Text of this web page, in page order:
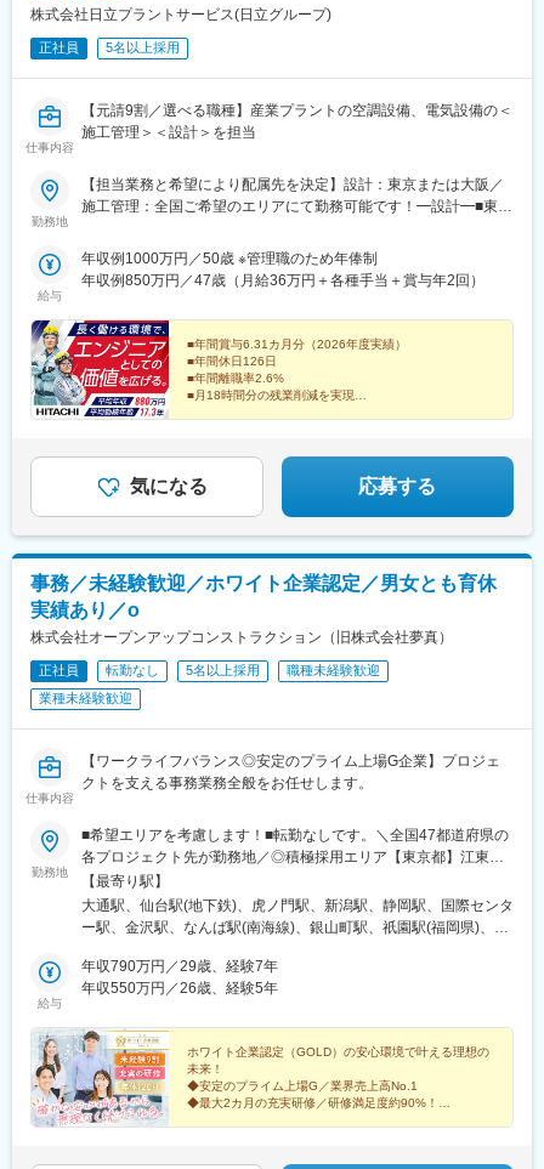
宮駅、大宮駅(埼玉県)、東大宮駅、与野本町駅、南与野駅、北本
駅、谷町四丁目駅、なんば駅(地下鉄)、大阪ビジネスパーク駅、心
斎橋駅、森ノ宮駅、長堀橋駅、近鉄日本橋駅、北浜駅(大阪府)、淀
駅、名古屋駅、矢場町駅、久屋大通駅、神領駅、荒子川公園駅、
伏見駅(愛知県)、丸の内駅(愛知県)、栄駅(愛知県)、刈谷市駅、定
京都河原町駅、学研奈良登美ケ丘駅、烏丸駅、小倉駅(京都府)、伊
勢田駅、同志社前駅、太秦広隆寺駅、四条駅(京都市営)、ハーバー
県)、三ノ宮駅、市民広場駅、計算科学センター駅、貿易センター
駅、灘駅、天神南駅、天神駅、平和通駅、博多駅、白木原駅、春
センター前駅、豊水すすきの駅、中央区役所前駅、東本願寺前
駅、西１５丁目駅、泉中央駅、古川駅、中野栄駅、広瀬通駅、岩
切駅、上島駅、高塚駅、遠州小松駅、日吉町駅、曳馬駅、積志
駅、みらい平駅、竜ケ崎駅、研究学園駅、玖村駅、井口駅(広島
県)、比治山下駅、矢野駅、向洋駅、岡山駅前駅、三菱自工前駅、
駅、手原駅、栗東駅、上所駅、白山駅(新潟県)、高崎駅、境町駅、
新伊勢崎駅、小山駅、東宿郷駅、清陵高校前駅、湯本駅、郡山駅
(福島県)、郡山富田駅、てだこ浦西駅、美栄橋駅、壺川駅、安里
駅、都通駅、栗野駅、真幸駅、水前寺駅、藤崎宮前駅、河原町駅
(熊本県)、厚東駅、梶栗郷台地駅、岩国駅、磯鶏駅、青笹駅、金ケ
崎駅、青森駅、吹越駅、西金沢駅、西泉駅、銀座一丁目駅、新板
橋駅、東銀座駅、さっぽろ駅、仙台駅、虎ノ門ヒルズ駅、新静岡
駅、近鉄名古屋駅、北鉄金沢駅、稲荷町駅(広島県)、櫛田神社前
駅、旭橋駅、住吉駅(東京都)、表参道駅、恵比寿駅、代々木八幡
駅、原宿駅、参宮橋駅、西早稲田駅、麹町駅、東新宿駅、新宿
駅、二重橋前駅、秋葉原駅、上野駅、鶯谷駅、京急蒲田駅、宝町
駅(東京都)、月島駅、茅場町駅、築地駅、三越前駅、新橋駅、中野
新橋駅、下神明駅、新馬場駅、反町駅、鶴見駅、六郷土手駅、高
島町駅、桜木町駅、阪東橋駅、上星川駅、二子新地駅、横須賀
駅、新杉田駅、東千葉駅、市川駅、千葉駅、県庁前駅(千葉県)、東
駅(大阪府)、なにわ橋駅、肥後橋駅、阿波座駅、名古屋城駅、大須
観音駅、栄町駅(愛知県)、祇園四条駅、興戸駅、撮影所前駅、蚕ノ
社駅、神戸駅(兵庫県)、神戸三宮駅(阪急・神戸高速)、元町駅(兵庫
県)、西元町駅、三宮駅(神戸新交通)、南公園駅、医療センター
駅、三宮・花時計前駅、岩屋駅(兵庫県)、西鉄福岡駅、小倉駅(福
駅、すすきの駅、西８丁目駅、西線６条駅、あおば通駅、比治山
橋駅、西川緑道公園駅、県庁通り駅、岡山駅、弥生駅、東中央町
ター前駅、牧志駅、中洲通駅、通町筋駅、慶徳校前駅、幡ケ谷
駅、板橋駅、銀座駅、西４丁目駅、霞ケ関駅(東京都)、七ツ屋駅、
胡町駅、代々木公園駅、代々木駅、新宿駅(東京メトロ)、西新宿五
丁目駅、大手町駅(東京都)、日比谷駅、馬喰町駅、京成上野駅、汐
留駅、東日本橋駅、中野富士見町駅、不動前駅、品川駅、国道
株式会社日立プラントサービス(日立グループ)
正社員 5名以上採用
仕事内容
【元請9割／選べる職種】産業プラントの空調設備、電気設備の＜
施工管理＞＜設計＞を担当
勤務地
【担当業務と希望により配属先を決定】設計：東京または大阪／
施工管理：全国ご希望のエリアにて勤務可能です！━設計━■東京
府大阪市中央区本町1-8-12 オーク堺筋本町ビル━施工管理━原
則、北海道～九州の下記エリア内の事業所・現場※初任地は以下都
道府県より希望を考慮します※各エリア内および近隣県への長期出
制度あり！）■北海道エリア■東北エリア（青森県・宮城県・山形
県・岩手県・福島県） ■北関東・新潟エリア（茨城県・栃木県・
群馬県・新潟県） ■関東エリア（埼玉県・千葉県・東京都・神奈
川県・山梨県） ■中部エリア（静岡県・愛知県・岐阜県） ■関西エ
リア（滋賀県・京都府・大阪府・兵庫県） ■中国エリア（広島
宮崎県・鹿児島県）※受動喫煙対策：屋内全面禁煙
給与
年収例1000万円／50歳 ※管理職のため年俸制
年収例850万円／47歳（月給36万円＋各種手当＋賞与年2回）
■年間賞与6.31カ月分（2026年度実績）
■年間休日126日
■年間離職率2.6%
■月18時間分の残業削減を実現
～日立グループの中核企業で、経験を活かしませんか？
～
気になる 応募する
事務／未経験歓迎／ホワイト企業認定／男女とも育休
実績あり／o
株式会社オープンアップコンストラクション（旧株式会社夢真）
正社員 転勤なし 5名以上採用
職種未経験歓迎
業種未経験歓迎
仕事内容
【ワークライフバランス◎安定のプライム上場G企業】プロジェ
クトを支える事務業務全般をお任せします。
勤務地
■希望エリアを考慮します！■転勤なしです。＼全国47都道府県の
各プロジェクト先が勤務地／◎積極採用エリア【東京都】江東
区、渋谷区、新宿区、大田区、調布市、八王子市【神奈川県】横
浜市、川崎市、横須賀市【埼玉県】さいたま市、川口市【千葉
県】千葉市、船橋市★U・Iターン歓迎★車通勤OK（配属先によ
地もあり）★「転勤なし」を選択の際は条件などが多少変動いた
します。面接の際にご質問ください。◎本社東京都港区◎営業所
屋市大阪府大阪市広島県広島市福岡県福岡市沖縄県那覇市
【最寄り駅】
大通駅、仙台駅(地下鉄)、虎ノ門駅、新潟駅、静岡駅、国際センタ
ー駅、金沢駅、なんば駅(南海線)、銀山町駅、祇園駅(福岡県)、県
駅、代官山駅、代々木上原駅、明治神宮前駅、南新宿駅、高田馬
場駅、四ツ谷駅、新宿三丁目駅、新宿西口駅、初台駅、西新宿
町駅(東京都)、入谷駅(東京都)、蒲田駅、梅屋敷駅(東京都)、京橋
駅(東京都)、勝どき駅、八丁堀駅(東京都)、市場前駅、築地市場
駅、日本橋駅(東京都)、東陽町駅、水天宮前駅、浜町駅、内幸町
駅、新中野駅、大井町駅、五反田駅、立会川駅、大崎広小路駅、
大崎駅、北品川駅、三ツ沢下町駅、大船駅、馬車道駅、京急鶴見
給与
年収790万円／29歳、経験7年
年収550万円／26歳、経験5年
ホワイト企業認定（GOLD）の安心環境で叶える理想の
未来！
◆安定のプライム上場G／業界売上高No.1
◆最大2カ月の充実研修／研修満足度約90%！